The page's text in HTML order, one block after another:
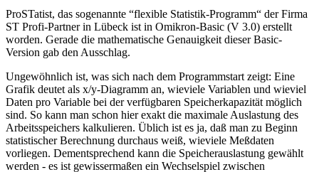
ProSTatist, das sogenannte “flexible Statistik-Programm“ der Firma
ST Profi-Partner in Lübeck ist in Omikron-Basic (V 3.0) erstellt
worden. Gerade die mathematische Genauigkeit dieser Basic-
Version gab den Ausschlag.
Ungewöhnlich ist, was sich nach dem Programmstart zeigt: Eine
Grafik deutet als x/y-Diagramm an, wieviele Variablen und wieviel
Daten pro Variable bei der verfügbaren Speicherkapazität möglich
sind. So kann man schon hier exakt die maximale Auslastung des
Arbeitsspeichers kalkulieren. Üblich ist es ja, daß man zu Beginn
statistischer Berechnung durchaus weiß, wieviele Meßdaten
vorliegen. Dementsprechend kann die Speicherauslastung gewählt
werden - es ist gewissermaßen ein Wechselspiel zwischen